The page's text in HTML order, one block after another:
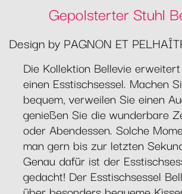
Gepolsterter Stuhl
Design by PAGNON ET
Die Kollektion Bellevie
einen Esstischsessel. Machen
bequem, verweilen Sie einen
genießen Sie die wunderbare
oder Abendessen. Solche
man gern bis zur letzten
Genau dafür ist der
gedacht! Der Esstischsessel